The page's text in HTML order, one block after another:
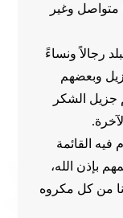
متواصل وغير
رجالاً ونساءً
وبعضهم
جزيل الشكر
القائمة
بإذن الله،
من كل مكروه